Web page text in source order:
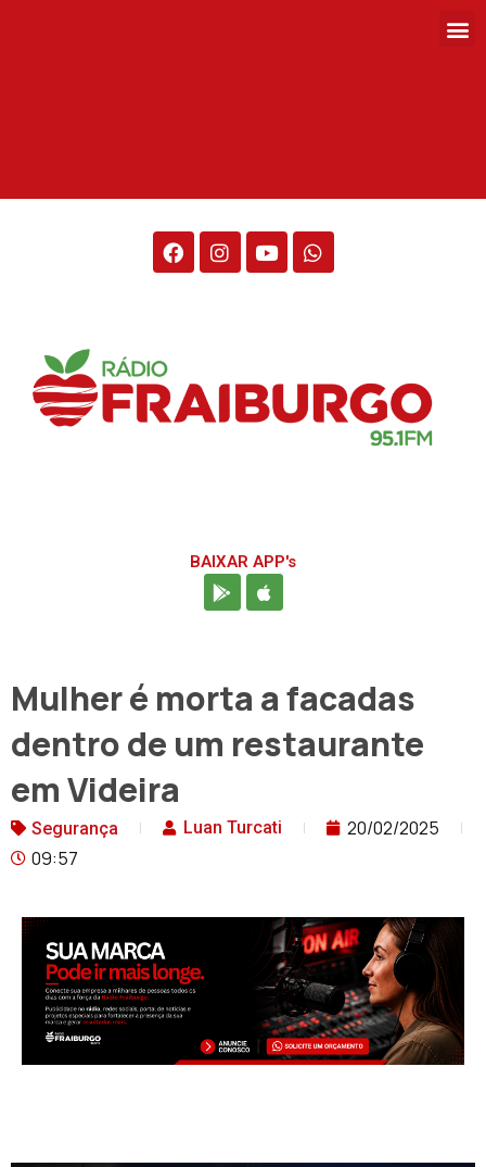
BAIXAR APP's
Mulher é morta a facadas
dentro de um restaurante
em Videira
Segurança Luan Turcati
20/02/2025
09:57